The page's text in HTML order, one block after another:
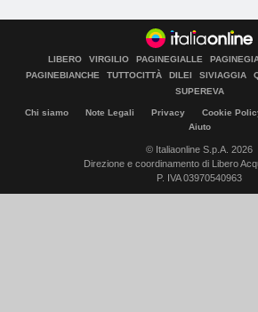
LIBERO VIRGILIO PAGINEGIALLE
PAGINEBIANCHE
TUTTOCITTÀ DILEI SIVIAGGIA
SUPEREVA
Chi siamo Note Legali Privacy Cookie
Aiuto
© Italiaonline S.p.A. 2026
Direzione e coordinamento di Libero
P. IVA 03970540963